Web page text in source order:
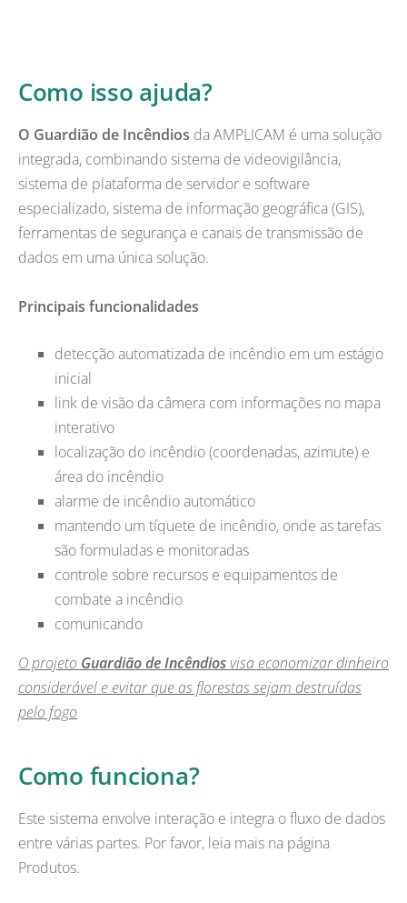
Como isso ajuda?
O Guardião de Incêndios da AMPLICAM é uma solução
integrada, combinando sistema de videovigilância,
sistema de plataforma de servidor e software
especializado, sistema de informação geográfica (GIS),
ferramentas de segurança e canais de transmissão de
dados em uma única solução.
Principais funcionalidades
detecção automatizada de incêndio em um estágio
inicial
link de visão da câmera com informações no mapa
interativo
localização do incêndio (coordenadas, azimute) e
área do incêndio
alarme de incêndio automático
mantendo um tíquete de incêndio, onde as tarefas
são formuladas e monitoradas
controle sobre recursos e equipamentos de
combate a incêndio
comunicando
O projeto Guardião de Incêndiosvisa economizar dinheiro
considerável e evitar que as florestas sejam destruídas
pelo fogo
Como funciona?
Este sistema envolve interação e integra o fluxo de dados
entre várias partes. Por favor, leia mais na página
Produtos.